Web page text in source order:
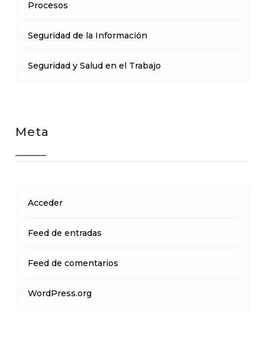
Procesos
Seguridad de la Información
Seguridad y Salud en el Trabajo
Meta
Acceder
Feed de entradas
Feed de comentarios
WordPress.org